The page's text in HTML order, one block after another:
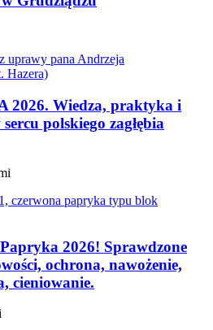
2026. Wiedza, praktyka i
polskiego zagłębia
2026! Sprawdzone
ochrona, nawożenie,
cieniowanie.